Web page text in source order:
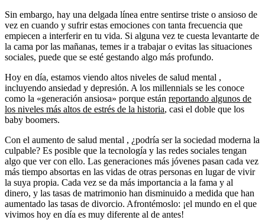
Sin embargo, hay una delgada línea entre sentirse triste o ansioso de
vez en cuando y sufrir estas emociones con tanta frecuencia que
empiecen a interferir en tu vida. Si alguna vez te cuesta levantarte de
la cama por las mañanas, temes ir a trabajar o evitas las situaciones
sociales, puede que se esté gestando algo más profundo.
Hoy en día, estamos viendo altos niveles de salud mental ,
incluyendo ansiedad y depresión. A los millennials se les conoce
como la «generación ansiosa» porque están reportando algunos de
los niveles más altos de estrés de la historia, casi el doble que los
baby boomers.
Con el aumento de salud mental , ¿podría ser la sociedad moderna la
culpable? Es posible que la tecnología y las redes sociales tengan
algo que ver con ello. Las generaciones más jóvenes pasan cada vez
más tiempo absortas en las vidas de otras personas en lugar de vivir
la suya propia. Cada vez se da más importancia a la fama y al
dinero, y las tasas de matrimonio han disminuido a medida que han
aumentado las tasas de divorcio. Afrontémoslo: ¡el mundo en el que
vivimos hoy en día es muy diferente al de antes!